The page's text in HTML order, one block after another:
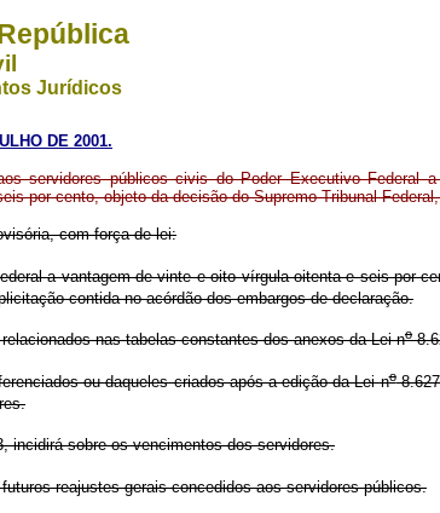
Jurídicos
DE 2001.
servidores públicos civis do Poder Executivo Federal
por cento, objeto da decisão do Supremo Tribunal
com força de lei:
a vantagem de vinte e oito vírgula oitenta e seis por
contida no acórdão dos embargos de declaração.
nas tabelas constantes dos anexos da Lei no
ou daqueles criados após a edição da Lei no
incidirá sobre os vencimentos dos servidores.
reajustes gerais concedidos aos servidores públicos.